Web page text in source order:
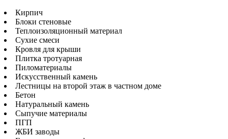
Кирпич
Блоки стеновые
Теплоизоляционный материал
Сухие смеси
Кровля для крыши
Плитка тротуарная
Пиломатериалы
Искусственный камень
Лестницы на второй этаж в частном доме
Бетон
Натуральный камень
Сыпучие материалы
ПГП
ЖБИ заводы